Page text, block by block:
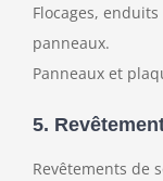
Flocages,
panneaux.
Panneaux et
5.
Revêtements de